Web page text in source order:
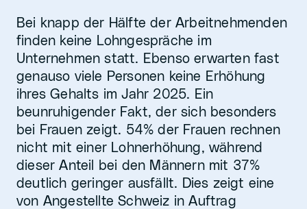
Bei knapp der Hälfte der Arbeitnehmenden
finden keine Lohngespräche im
Unternehmen statt. Ebenso erwarten fast
genauso viele Personen keine Erhöhung
ihres Gehalts im Jahr 2025. Ein
beunruhigender Fakt, der sich besonders
bei Frauen zeigt. 54% der Frauen rechnen
nicht mit einer Lohnerhöhung, während
dieser Anteil bei den Männern mit 37%
deutlich geringer ausfällt. Dies zeigt eine
von Angestellte Schweiz in Auftrag